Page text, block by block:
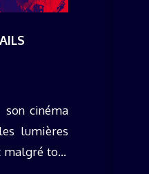
cinéma
lumières
malgré tout